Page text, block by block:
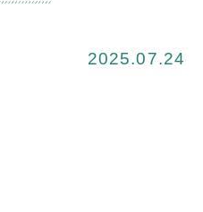
2025.07.24